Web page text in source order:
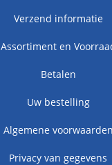
Verzend informatie
Assortiment en
Betalen
Uw bestelling
Algemene voorwaarden
Privacy van gegevens